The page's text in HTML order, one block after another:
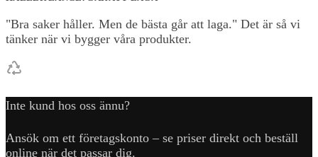
"Bra saker håller. Men de bästa går att laga." Det är så vi
tänker när vi bygger våra produkter.
Inte kund hos oss ännu?
Ansök om ett företagskonto – se priser direkt och beställ
online när det passar dig.